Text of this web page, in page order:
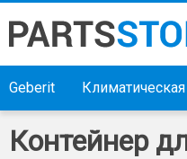
Geberit
Контейнер